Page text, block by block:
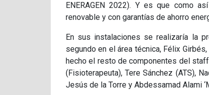
ENERAGEN 2022). Y es que como
renovable y con garantías de ahorro
En sus instalaciones se realizaría la
segundo en el área técnica, Félix
hecho el resto de componentes del
(Fisioterapeuta), Tere Sánchez (ATS),
Jesús de la Torre y Abdessamad Alami